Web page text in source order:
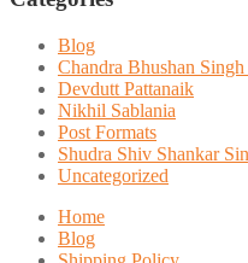
Blog
Chandra Bhushan Singh
Devdutt Pattanaik
Nikhil Sablania
Post Formats
Shudra Shiv Shankar
Uncategorized
Home
Blog